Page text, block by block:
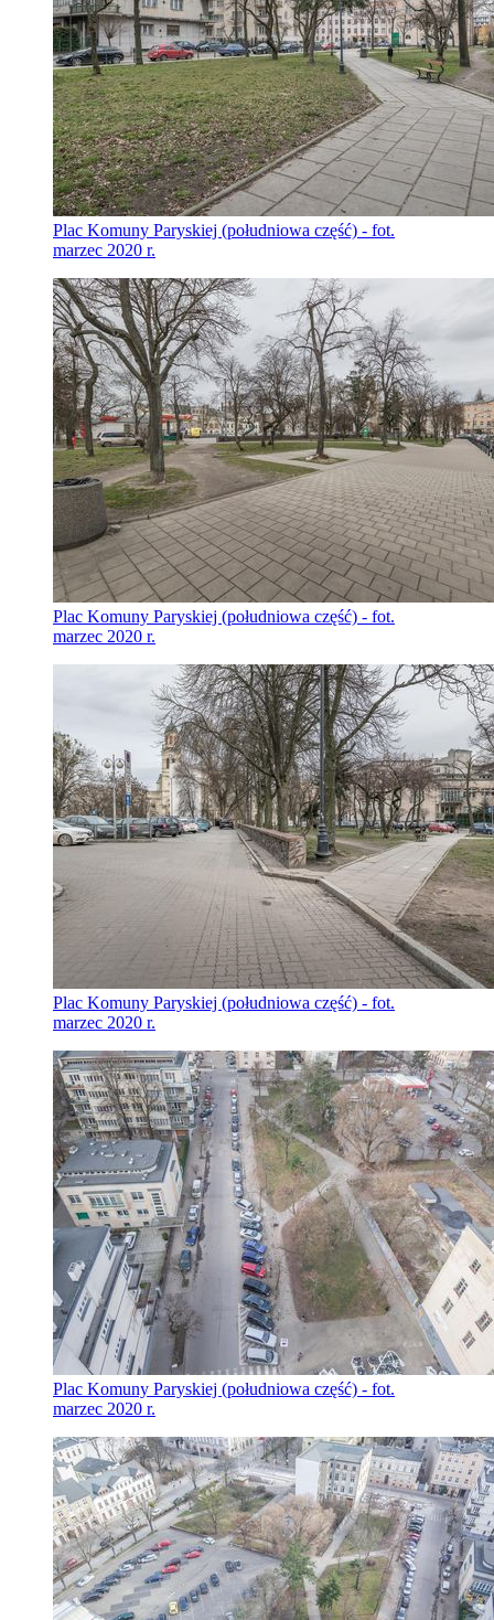
Plac Komuny Paryskiej (południowa część) - fot.
marzec 2020 r.
Plac Komuny Paryskiej (południowa część) - fot.
marzec 2020 r.
Plac Komuny Paryskiej (południowa część) - fot.
marzec 2020 r.
Plac Komuny Paryskiej (południowa część) - fot.
marzec 2020 r.